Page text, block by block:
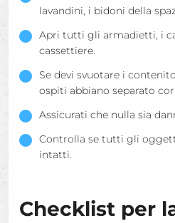
lavandini, i bidoni della
Apri tutti gli armadietti, i
cassettiere.
Se devi svuotare i
ospiti abbiano separato
Assicurati che nulla sia
Controlla se tutti gli
intatti.
Checklist per